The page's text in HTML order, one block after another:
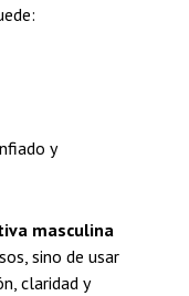
y
masculina
sino de usar
claridad y